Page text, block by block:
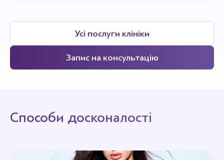
Усі послуги клініки
Запис на консультацію
Способи досконалості